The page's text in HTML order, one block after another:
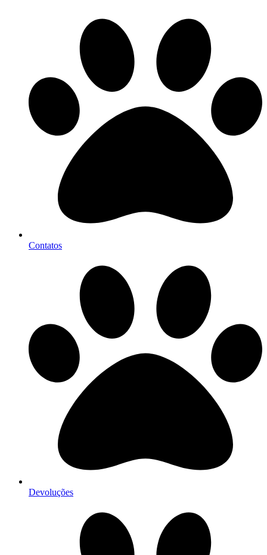
Contatos
Devoluções